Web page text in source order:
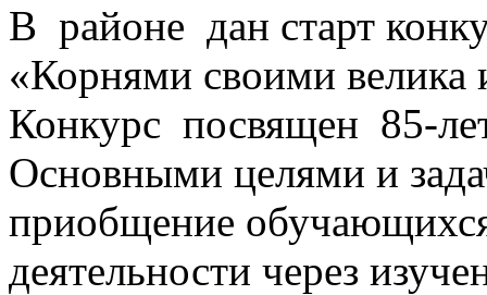
В районе дан старт
«Корнями своими велика
Конкурс посвящен 85-
Основными целями и
приобщение
деятельности через